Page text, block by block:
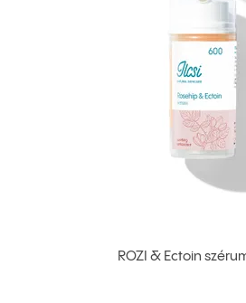
ROZI & Ectoin